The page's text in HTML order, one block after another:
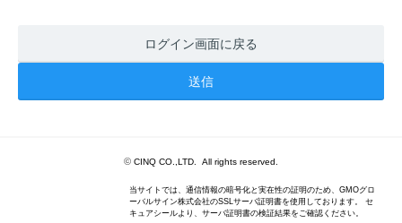
ログイン画面に戻る
© CINQ CO.,LTD. All rights reserved.
当サイトでは、通信情報の暗号化と実在性の証明のため、GMOグロ
ーバルサイン株式会社のSSLサーバ証明書を使用しております。 セ
キュアシールより、サーバ証明書の検証結果をご確認ください。